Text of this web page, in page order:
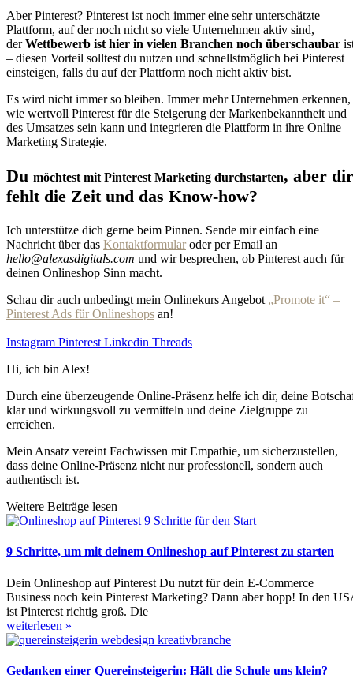
Aber Pinterest? Pinterest ist noch immer eine sehr unterschätzte
Plattform, auf der noch nicht so viele Unternehmen aktiv sind,
derWettbewerb ist hier in vielen Branchen noch überschaubar
– diesen Vorteil solltest du nutzen und schnellstmöglich bei Pinterest
einsteigen, falls du auf der Plattform noch nicht aktiv bist.
Es wird nicht immer so bleiben. Immer mehr Unternehmen erkennen,
wie wertvoll Pinterest für die Steigerung der Markenbekanntheit und
des Umsatzes sein kann und integrieren die Plattform in ihre Online
Marketing Strategie.
Du möchtest mit Pinterest Marketing durchstarten, aber dir
fehlt die Zeit und das Know-how?
Ich unterstütze dich gerne beim Pinnen. Sende mir einfach eine
Nachricht über das Kontaktformularoder per Email an
hello@alexasdigitals.com und wir besprechen, ob Pinterest auch für
deinen Onlineshop Sinn macht.
Schau dir auch unbedingt mein Onlinekurs Angebot „Promote it“ –
Pinterest Ads für Onlineshops an!
Instagram Pinterest Linkedin Threads
Hi, ich bin Alex!
Durch eine überzeugende Online-Präsenz helfe ich dir, deine
klar und wirkungsvoll zu vermitteln und deine Zielgruppe zu
erreichen.
Mein Ansatz vereint Fachwissen mit Empathie, um sicherzustellen,
dass deine Online-Präsenz nicht nur professionell, sondern auch
authentisch ist.
Weitere Beiträge lesen
9 Schritte, um mit deinem Onlineshop auf Pinterest zu starten
Dein Onlineshop auf Pinterest Du nutzt für dein E-Commerce
Business noch kein Pinterest Marketing? Dann aber hopp! In den
ist Pinterest richtig groß. Die
weiterlesen »
Gedanken einer Quereinsteigerin: Hält die Schule uns klein?